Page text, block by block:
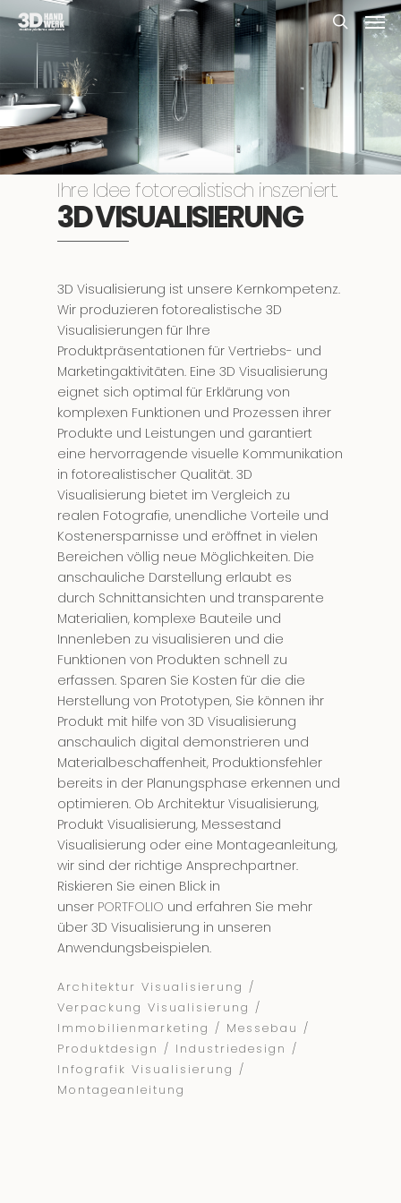
Skip
content
search
Ihre Idee fotorealistisch inszeniert.
3D VISUALISIERUNG
3D Visualisierung ist unsere Kernkompetenz.
Wir produzieren fotorealistische 3D
Visualisierungen für Ihre
Produktpräsentationen für Vertriebs- und
Marketingaktivitäten. Eine 3D Visualisierung
eignet sich optimal für Erklärung von
komplexen Funktionen und Prozessen ihrer
Produkte und Leistungen und garantiert
eine hervorragende visuelle Kommunikation
in fotorealistischer Qualität. 3D
Visualisierung bietet im Vergleich zu
realen Fotografie, unendliche Vorteile und
Kostenersparnisse und eröffnet in vielen
Bereichen völlig neue Möglichkeiten. Die
anschauliche Darstellung erlaubt es
durch Schnittansichten und transparente
Materialien, komplexe Bauteile und
Innenleben zu visualisieren und die
Funktionen von Produkten schnell zu
erfassen. Sparen Sie Kosten für die die
Herstellung von Prototypen, Sie können ihr
Produkt mit hilfe von 3D Visualisierung
anschaulich digital demonstrieren und
Materialbeschaffenheit, Produktionsfehler
bereits in der Planungsphase erkennen und
optimieren. Ob Architektur Visualisierung,
Produkt Visualisierung, Messestand
Visualisierung oder eine Montageanleitung,
wir sind der richtige Ansprechpartner.
Riskieren Sie einen Blick in
unser PORTFOLIO und erfahren Sie mehr
über 3D Visualisierung in unseren
Anwendungsbeispielen.
Architektur Visualisierung /
Verpackung Visualisierung /
Immobilienmarketing / Messebau /
Produktdesign / Industriedesign /
Infografik Visualisierung /
Montageanleitung